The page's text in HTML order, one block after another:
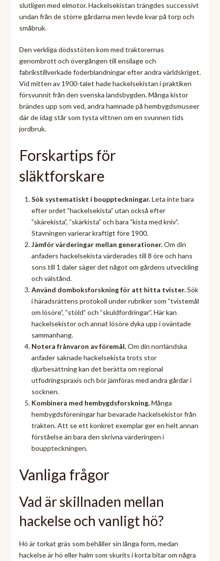
slutligen med elmotor. Hackelsekistan trängdes successivt
undan från de större gårdarna men levde kvar på torp och
småbruk.
Den verkliga dödsstöten kom med traktorernas
genombrott och övergången till ensilage och
fabrikstillverkade foderblandningar efter andra världskriget.
Vid mitten av 1900-talet hade hackelsekistan i praktiken
försvunnit från den svenska landsbygden. Många kistor
brändes upp som ved, andra hamnade på hembygdsmuseer
där de idag står som tysta vittnen om en svunnen tids
jordbruk.
Forskartips för
släktforskare
Sök systematiskt i bouppteckningar.Leta inte bara
efter ordet ”hackelsekista” utan också efter
”skärekista”, ”skärkista” och bara ”kista med kniv”.
Stavningen varierar kraftigt före 1900.
Jämför värderingar mellan generationer.Om din
anfaders hackelsekista värderades till 8 öre och hans
sons till 1 daler säger det något om gårdens utveckling
och välstånd.
Använd domboksforskning för att hitta tvister.Sök
i häradsrättens protokoll under rubriker som ”tvistemål
om lösöre”, ”stöld” och ”skuldfordringar”. Här kan
hackelsekistor och annat lösöre dyka upp i oväntade
sammanhang.
Notera frånvaron av föremål.Om din norrländska
anfader saknade hackelsekista trots stor
djurbesättning kan det berätta om regional
utfodringspraxis och bör jämföras med andra gårdar i
socknen.
Kombinera med hembygdsforskning.Många
hembygdsföreningar har bevarade hackelsekistor från
trakten. Att se ett konkret exemplar ger en helt annan
förståelse än bara den skrivna värderingen i
bouppteckningen.
Vanliga frågor
Vad är skillnaden mellan
hackelse och vanligt hö?
Hö är torkat gräs som behåller sin långa form, medan
hackelse är hö eller halm som skurits i korta bitar om några